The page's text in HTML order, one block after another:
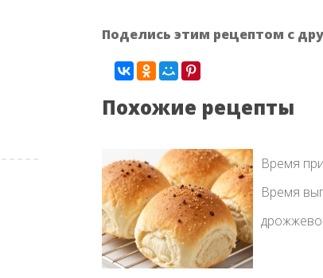
Поделись этим рецептом с
Похожие рецепты
Время
Время